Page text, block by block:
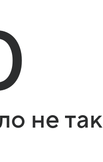
не так